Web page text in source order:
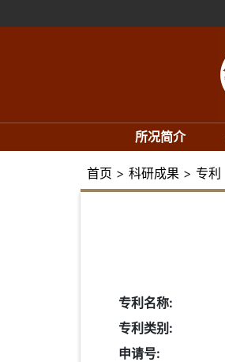
所况简介
首页 > 科研成果 > 专利
专利名称:
专利类别:
申请号: